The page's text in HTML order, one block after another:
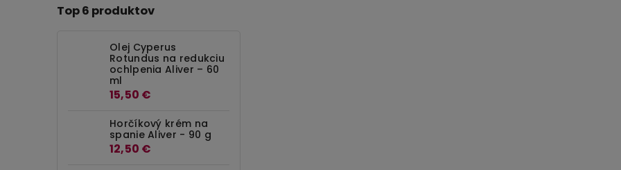
Top 6 produktov
Olej Cyperus
Rotundus na redukciu
ochlpenia Aliver – 60
ml
15,50 €
Horčíkový krém na
spanie Aliver - 90 g
12,50 €